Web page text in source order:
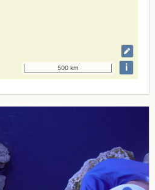
500 km i